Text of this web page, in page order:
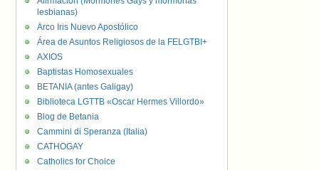
lesbianas)
Arco Iris Nuevo Apostólico
Área de Asuntos Religiosos de la FELGTBI+
AXIOS
Baptistas Homosexuales
BETANIA (antes Galigay)
Biblioteca LGTTB «Oscar Hermes Villordo»
Blog de Betania
Cammini di Speranza (Italia)
CATHOGAY
Catholics for Choice